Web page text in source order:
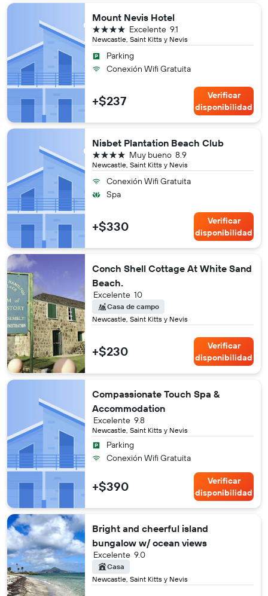
Mount Nevis Hotel
Newcastle, Saint Kitts y Nevis
9.1
Excelente
4 estrellas
Parking
Conexión Wifi Gratuita
+$237
Verificar
disponibilidad
Nisbet Plantation Beach Club
Newcastle, Saint Kitts y Nevis
8.9
Muy bueno
4 estrellas
Conexión Wifi Gratuita
Spa
+$330
Verificar
disponibilidad
Conch Shell Cottage At White Sand
Beach.
Newcastle, Saint Kitts y Nevis
10
Excelente
Casa de campo
+$230
Verificar
disponibilidad
Compassionate Touch Spa &
Accommodation
Newcastle, Saint Kitts y Nevis
9.8
Excelente
Parking
Conexión Wifi Gratuita
+$390
Verificar
disponibilidad
Bright and cheerful island
bungalow w/ ocean views
Newcastle, Saint Kitts y Nevis
9.0
Excelente
Casa